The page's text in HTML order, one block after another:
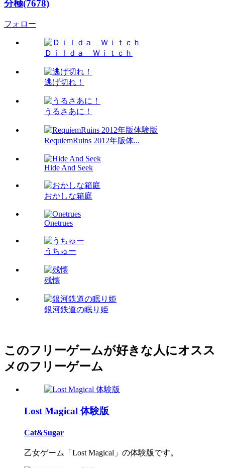
分極(7678)
フォロー
Ｄｉｌｄａ Ｗｉｔｃｈ
逃げ切れ！
うるさあに！
RequiemRuins 2012年版体...
Hide And Seek
おかしな箱庭
Onetrues
うちゅー
残懐
銀河鉄道の眠り姫
このフリーゲームが好きな人にオスス
メのフリーゲーム
Lost Magical 体験版
Cat&Sugar
乙女ゲーム「Lost Magical」の体験版です。